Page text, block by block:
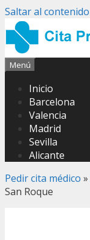
Saltar al contenido
Menú
Inicio
Barcelona
Valencia
Madrid
Sevilla
Alicante
Pedir cita médico »
San Roque